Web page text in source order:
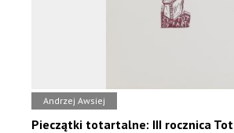
Andrzej Awsiej
Pieczątki totartalne: III rocznica